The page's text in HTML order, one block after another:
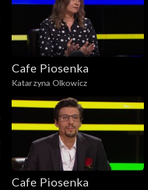
Cafe Piosenka
Katarzyna Olkowicz
Cafe Piosenka